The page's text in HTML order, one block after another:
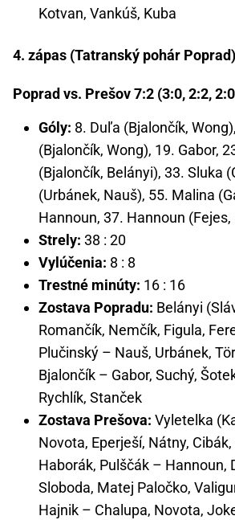
Kotvan, Vankúš, Kuba
4. zápas (Tatranský pohár Poprad)
Poprad vs. Prešov 7:2 (3:0, 2:2,
Góly: 8. Duľa (Bjalončík,
(Bjalončík, Wong), 19. Gabor,
(Bjalončík, Belányi), 33. Sluka
(Urbánek, Nauš), 55. Malina
Hannoun, 37. Hannoun
Strely: 38 : 20
Vylúčenia: 8 : 8
Trestné minúty: 16 : 16
Zostava Popradu: Belányi
Romančík, Nemčík, Figula,
Plučinský – Nauš, Urbánek,
Bjalončík – Gabor, Suchý,
Rychlík, Stanček
Zostava Prešova: Vyletelka
Novota, Eperješí, Nátny,
Haborák, Pulščák – Hannoun,
Sloboda, Matej Paločko,
Hajnik – Chalupa, Novota,